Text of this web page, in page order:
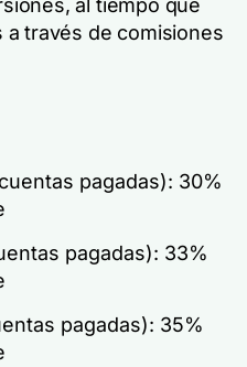
través de comisiones
pagadas): 30%
pagadas): 33%
pagadas): 35%